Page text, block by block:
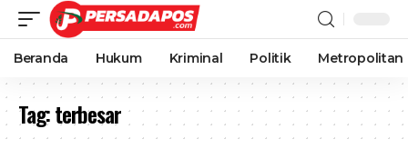
Beranda Hukum Kriminal Politik Metropolitan
Tag:terbesar